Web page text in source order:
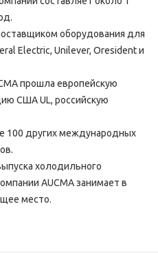
оборудования для
Electric, Unilever, Oresident и
прошла европейскую
США UL, российскую
100 других международных
холодильного
AUCMA занимает в
место.